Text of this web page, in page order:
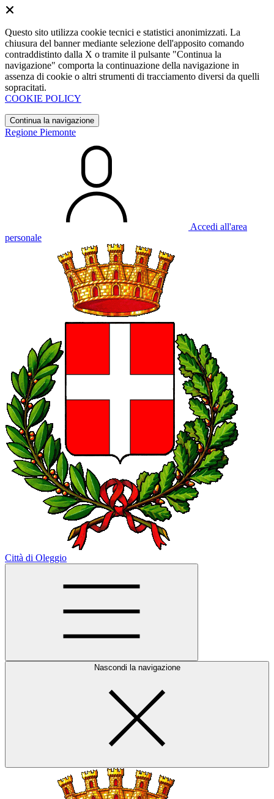
Questo sito utilizza cookie tecnici e statistici anonimizzati. La
chiusura del banner mediante selezione dell'apposito comando
contraddistinto dalla X o tramite il pulsante "Continua la
navigazione" comporta la continuazione della navigazione in
assenza di cookie o altri strumenti di tracciamento diversi da quelli
sopracitati.
COOKIE POLICY
Continua la navigazione
Regione Piemonte
Accedi all'area
personale
Città di Oleggio
Nascondi la navigazione